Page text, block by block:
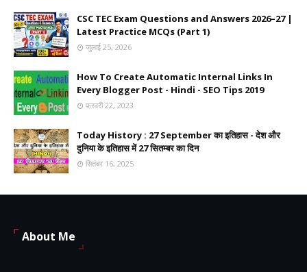
CSC TEC Exam Questions and Answers 2026–27 |
Latest Practice MCQs (Part 1)
जुलाई 25, 2026
How To Create Automatic Internal Links In
Every Blogger Post - Hindi - SEO Tips 2019
फ़रवरी 22, 2023
Today History : 27 September का इतिहास - देश और
दुनिया के इतिहास में 27 सितम्बर का दिन
सितंबर 16, 2025
About Me